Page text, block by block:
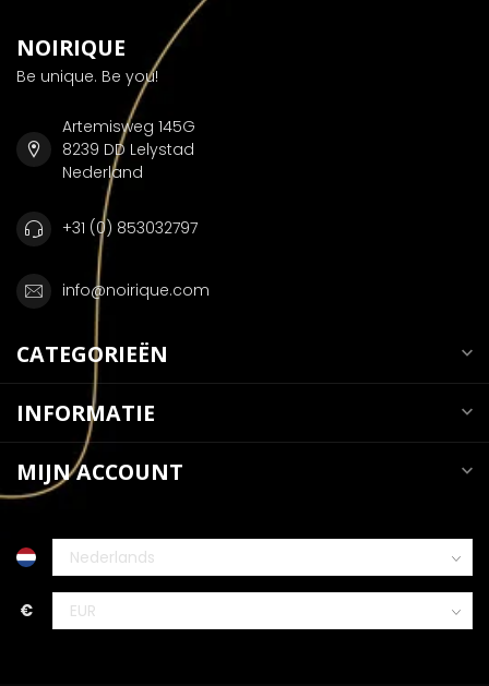
NOIRIQUE
Be unique. Be you!
Artemisweg 145G
8239 DD Lelystad
Nederland
+31 (0) 853032797
info@noirique.com
CATEGORIEËN
INFORMATIE
MIJN ACCOUNT
€